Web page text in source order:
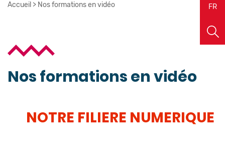
FR
EN
Accueil > Nos formations en vidéo
Nos formations en vidéo
NOTRE FILIERE NUMERIQUE